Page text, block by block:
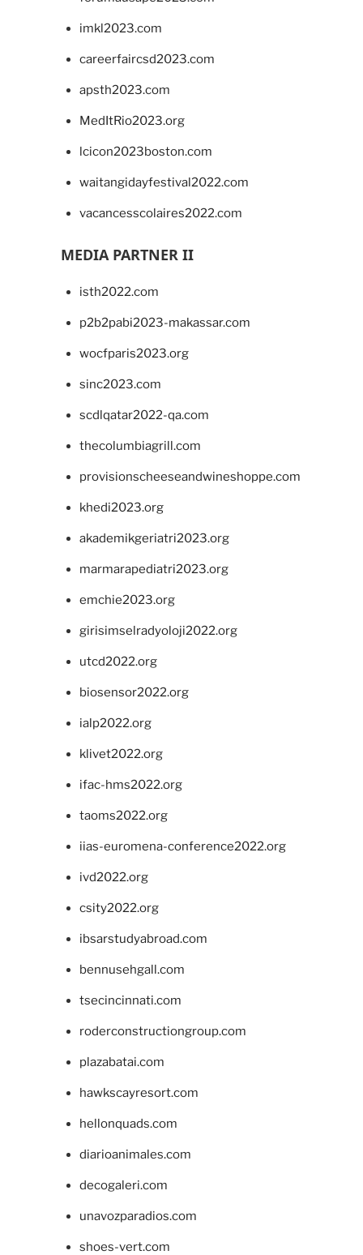
imkl2023.com
careerfaircsd2023.com
apsth2023.com
MedItRio2023.org
lcicon2023boston.com
waitangidayfestival2022.com
vacancesscolaires2022.com
MEDIA PARTNER II
isth2022.com
p2b2pabi2023-makassar.com
wocfparis2023.org
sinc2023.com
scdlqatar2022-qa.com
thecolumbiagrill.com
provisionscheeseandwineshoppe.com
khedi2023.org
akademikgeriatri2023.org
marmarapediatri2023.org
emchie2023.org
girisimselradyoloji2022.org
utcd2022.org
biosensor2022.org
ialp2022.org
klivet2022.org
ifac-hms2022.org
taoms2022.org
iias-euromena-conference2022.org
ivd2022.org
csity2022.org
ibsarstudyabroad.com
bennusehgall.com
tsecincinnati.com
roderconstructiongroup.com
plazabatai.com
hawkscayresort.com
hellonquads.com
diarioanimales.com
decogaleri.com
unavozparadios.com
shoes-vert.com